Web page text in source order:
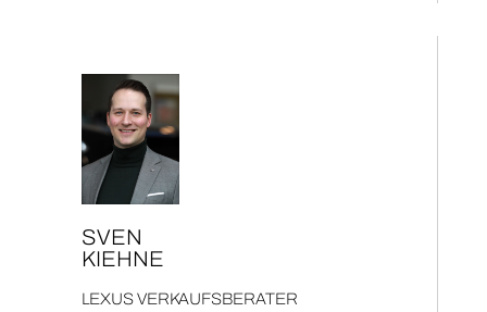
SVEN
KIEH­NE
LEXUS VER­KAUFS­BE­RA­TER